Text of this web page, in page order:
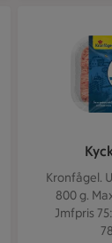
Kronfågel.
800 g.
Jmfpris